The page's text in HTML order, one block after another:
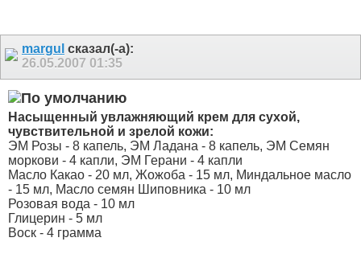
margul сказал(-а):
26.05.2007 01:35
Насыщенный увлажняющий крем для сухой,
чувствительной и зрелой кожи:
ЭМ Розы - 8 капель, ЭМ Ладана - 8 капель, ЭМ Семян
моркови - 4 капли, ЭМ Герани - 4 капли
Масло Какао - 20 мл, Жожоба - 15 мл, Миндальное масло
- 15 мл, Масло семян Шиповника - 10 мл
Розовая вода - 10 мл
Глицерин - 5 мл
Воск - 4 грамма